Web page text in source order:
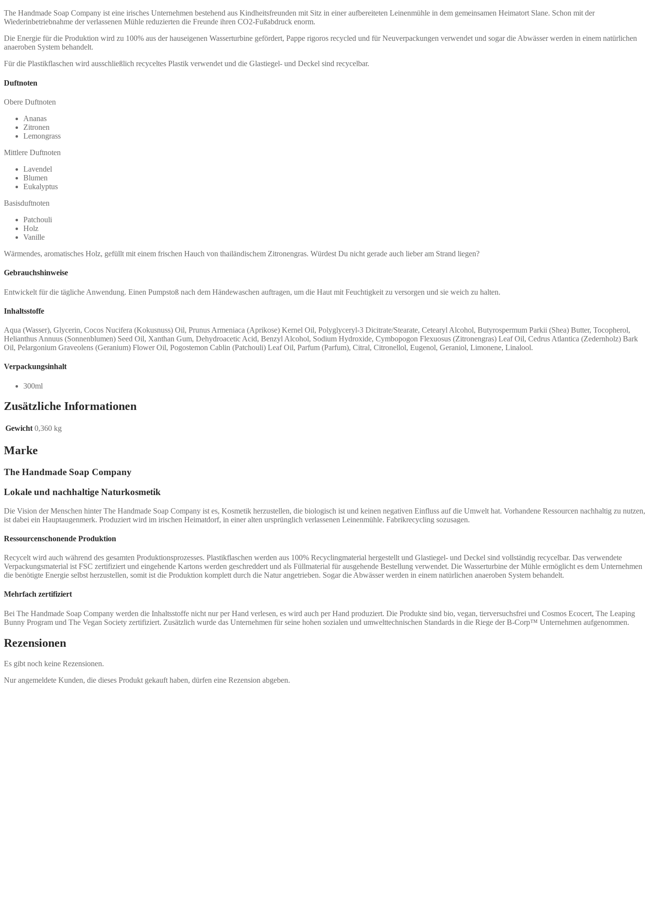
The Handmade Soap Company ist eine irisches Unternehmen bestehend aus Kindheitsfreunden mit Sitz in einer aufbereiteten Leinenmühle in dem gemeinsamen Heimatort Slane. Schon mit der
Wiederinbetriebnahme der verlassenen Mühle reduzierten die Freunde ihren CO2-Fußabdruck enorm.
Die Energie für die Produktion wird zu 100% aus der hauseigenen Wasserturbine gefördert, Pappe rigoros recycled und für Neuverpackungen verwendet und sogar die Abwässer werden in einem natürlichen
anaeroben System behandelt.
Für die Plastikflaschen wird ausschließlich recyceltes Plastik verwendet und die Glastiegel- und Deckel sind recycelbar.
Duftnoten
Obere Duftnoten
Ananas
Zitronen
Lemongrass
Mittlere Duftnoten
Lavendel
Blumen
Eukalyptus
Basisduftnoten
Patchouli
Holz
Vanille
Wärmendes, aromatisches Holz, gefüllt mit einem frischen Hauch von thailändischem Zitronengras. Würdest Du nicht gerade auch lieber am Strand liegen?
Gebrauchshinweise
Entwickelt für die tägliche Anwendung. Einen Pumpstoß nach dem Händewaschen auftragen, um die Haut mit Feuchtigkeit zu versorgen und sie weich zu halten.
Inhaltsstoffe
Aqua (Wasser), Glycerin, Cocos Nucifera (Kokusnuss) Oil, Prunus Armeniaca (Aprikose) Kernel Oil, Polyglyceryl-3 Dicitrate/Stearate, Cetearyl Alcohol, Butyrospermum Parkii (Shea) Butter, Tocopherol,
Helianthus Annuus (Sonnenblumen) Seed Oil, Xanthan Gum, Dehydroacetic Acid, Benzyl Alcohol, Sodium Hydroxide, Cymbopogon Flexuosus (Zitronengras) Leaf Oil, Cedrus Atlantica (Zedernholz) Bark
Oil, Pelargonium Graveolens (Geranium) Flower Oil, Pogostemon Cablin (Patchouli) Leaf Oil, Parfum (Parfum), Citral, Citronellol, Eugenol, Geraniol, Limonene, Linalool.
Verpackungsinhalt
300ml
Zusätzliche Informationen
Gewicht 0,360 kg
Marke
The Handmade Soap Company
Lokale und nachhaltige Naturkosmetik
Die Vision der Menschen hinter The Handmade Soap Company ist es, Kosmetik herzustellen, die biologisch ist und keinen negativen Einfluss auf die Umwelt hat. Vorhandene Ressourcen nachhaltig zu nutzen,
ist dabei ein Hauptaugenmerk. Produziert wird im irischen Heimatdorf, in einer alten ursprünglich verlassenen Leinenmühle. Fabrikrecycling sozusagen.
Ressourcenschonende Produktion
Recycelt wird auch während des gesamten Produktionsprozesses. Plastikflaschen werden aus 100% Recyclingmaterial hergestellt und Glastiegel- und Deckel sind vollständig recycelbar. Das verwendete
Verpackungsmaterial ist FSC zertifiziert und eingehende Kartons werden geschreddert und als Füllmaterial für ausgehende Bestellung verwendet. Die Wasserturbine der Mühle ermöglicht es dem Unternehmen
die benötigte Energie selbst herzustellen, somit ist die Produktion komplett durch die Natur angetrieben. Sogar die Abwässer werden in einem natürlichen anaeroben System behandelt.
Mehrfach zertifiziert
Bei The Handmade Soap Company werden die Inhaltsstoffe nicht nur per Hand verlesen, es wird auch per Hand produziert. Die Produkte sind bio, vegan, tierversuchsfrei und Cosmos Ecocert, The Leaping
Bunny Program und The Vegan Society zertifiziert. Zusätzlich wurde das Unternehmen für seine hohen sozialen und umwelttechnischen Standards in die Riege der B-Corp™ Unternehmen aufgenommen.
Rezensionen
Es gibt noch keine Rezensionen.
Nur angemeldete Kunden, die dieses Produkt gekauft haben, dürfen eine Rezension abgeben.